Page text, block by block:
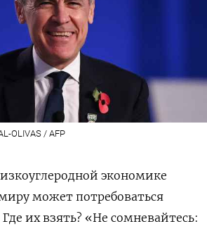
OLIVAS / AFP
экономике
может потребоваться
их взять? «Не сомневайтесь: